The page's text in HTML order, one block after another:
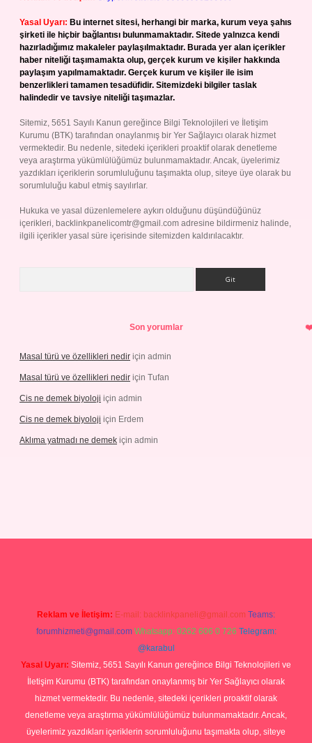
Yasal Uyarı: Bu internet sitesi, herhangi bir marka, kurum veya şahıs
şirketi ile hiçbir bağlantısı bulunmamaktadır. Sitede yalnızca kendi
hazırladığımız makaleler paylaşılmaktadır. Burada yer alan içerikler
haber niteliği taşımamakta olup, gerçek kurum ve kişiler hakkında
paylaşım yapılmamaktadır. Gerçek kurum ve kişiler ile isim
benzerlikleri tamamen tesadüfidir. Sitemizdeki bilgiler taslak
halindedir ve tavsiye niteliği taşımazlar.
Sitemiz, 5651 Sayılı Kanun gereğince Bilgi Teknolojileri ve İletişim
Kurumu (BTK) tarafından onaylanmış bir Yer Sağlayıcı olarak hizmet
vermektedir. Bu nedenle, sitedeki içerikleri proaktif olarak denetleme
veya araştırma yükümlülüğümüz bulunmamaktadır. Ancak, üyelerimiz
yazdıkları içeriklerin sorumluluğunu taşımakta olup, siteye üye olarak bu
sorumluluğu kabul etmiş sayılırlar.
Hukuka ve yasal düzenlemelere aykırı olduğunu düşündüğünüz
içerikleri, backlinkpanelicomtr@gmail.com adresine bildirmeniz halinde,
ilgili içerikler yasal süre içerisinde sitemizden kaldırılacaktır.
Son yorumlar
Masal türü ve özellikleri nedir için admin
Masal türü ve özellikleri nedir için Tufan
Cis ne demek biyoloji için admin
Cis ne demek biyoloji için Erdem
Aklıma yatmadı ne demek için admin
Reklam ve İletişim: E-mail: backlinkpaneli@gmail.com Teams:
forumhizmeti@gmail.com Whatsapp: 0262 606 0 726 Telegram:
@karabul
Yasal Uyarı: Sitemiz, 5651 Sayılı Kanun gereğince Bilgi Teknolojileri ve
İletişim Kurumu (BTK) tarafından onaylanmış bir Yer Sağlayıcı olarak
hizmet vermektedir. Bu nedenle, sitedeki içerikleri proaktif olarak
denetleme veya araştırma yükümlülüğümüz bulunmamaktadır. Ancak,
üyelerimiz yazdıkları içeriklerin sorumluluğunu taşımakta olup, siteye